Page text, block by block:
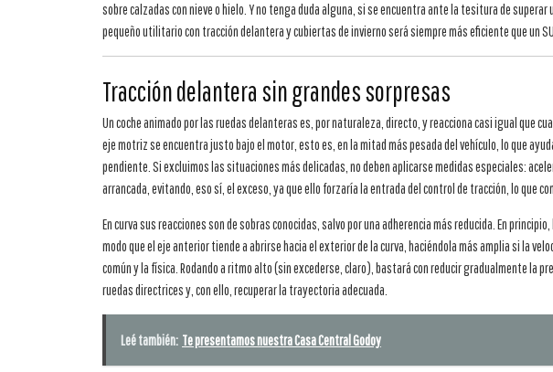
sobre calzadas con nieve o hielo. Y no tenga duda alguna, si se encuentra ante la tesitura de superar
pequeño utilitario con tracción delantera y cubiertas de invierno será siempre más eficiente que un
Tracción delantera sin grandes sorpresas
Un coche animado por las ruedas delanteras es, por naturaleza, directo, y reacciona casi igual que
eje motriz se encuentra justo bajo el motor, esto es, en la mitad más pesada del vehículo, lo que
pendiente. Si excluimos las situaciones más delicadas, no deben aplicarse medidas especiales:
arrancada, evitando, eso sí, el exceso, ya que ello forzaría la entrada del control de tracción, lo que
En curva sus reacciones son de sobras conocidas, salvo por una adherencia más reducida. En
modo que el eje anterior tiende a abrirse hacia el exterior de la curva, haciéndola más amplia si la
común y la física. Rodando a ritmo alto (sin excederse, claro), bastará con reducir gradualmente la
ruedas directrices y, con ello, recuperar la trayectoria adecuada.
Leé también: Te presentamos nuestra Casa Central Godoy